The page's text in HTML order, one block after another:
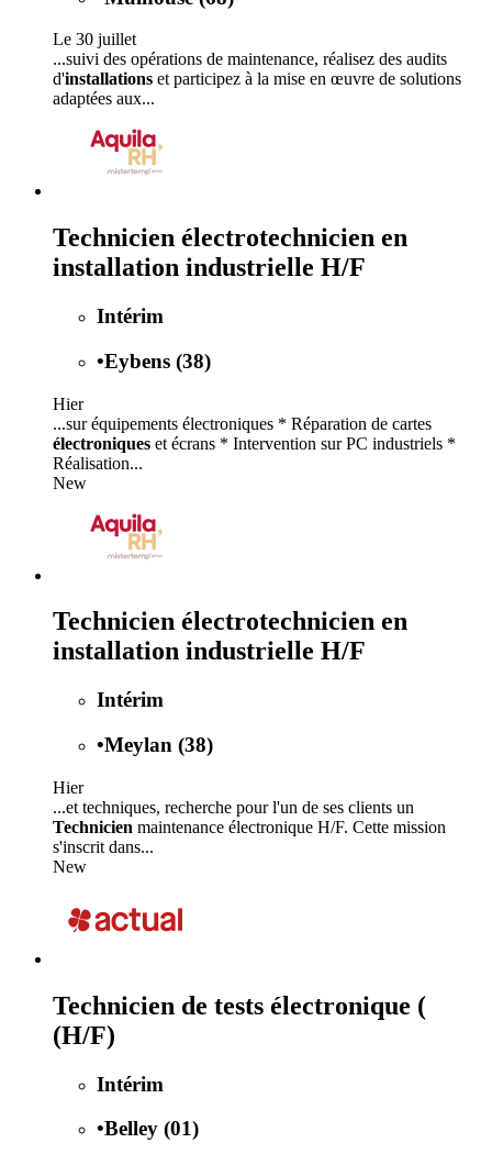
Le 30 juillet
...suivi des opérations de maintenance, réalisez des audits
d'installations et participez à la mise en œuvre de solutions
adaptées aux...
Technicien électrotechnicien en
installation industrielle H/F
Intérim
•Eybens (38)
Hier
...sur équipements électroniques * Réparation de cartes
électroniques et écrans * Intervention sur PC industriels *
Réalisation...
New
Technicien électrotechnicien en
installation industrielle H/F
Intérim
•Meylan (38)
Hier
...et techniques, recherche pour l'un de ses clients un
Technicien maintenance électronique H/F. Cette mission
s'inscrit dans...
New
Technicien de tests électronique (
(H/F)
Intérim
•Belley (01)